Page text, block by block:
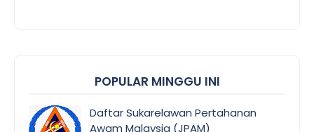
POPULAR MINGGU INI
Daftar Sukarelawan Pertahanan
Awam Malaysia (JPAM)